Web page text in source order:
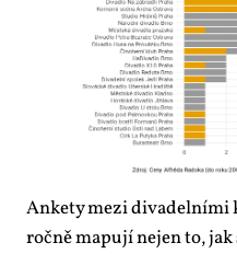
An­ke­ty me­zi
roč­ně ma­pu­jí nejen to,